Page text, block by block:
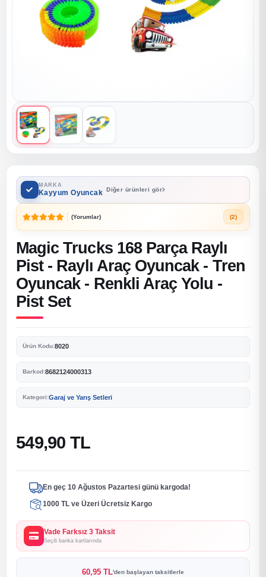
MARKA
Kayyum Oyuncak Diğer ürünleri gör
(Yorumlar) (2)
Magic Trucks 168 Parça Raylı
Pist - Raylı Araç Oyuncak - Tren
Oyuncak - Renkli Araç Yolu -
Pist Set
Ürün Kodu:8020
Barkod:8682124000313
Kategori:Garaj ve Yarış Setleri
549,90 TL
En geç 10 Ağustos Pazartesi günü kargoda!
1000 TL ve Üzeri Ücretsiz Kargo
Vade Farksız 3 Taksit
Seçili banka kartlarında
60,95 TL'den başlayan taksitlerle